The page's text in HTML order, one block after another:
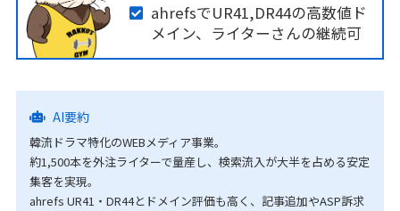
ahrefsでUR41,DR44の高数値ド
メイン、ライターさんの継続可
AI要約
韓流ドラマ特化のWEBメディア事業。
約1,500本を外注ライターで量産し、検索流入が大半を占める安定
集客を実現。
ahrefs UR41・DR44とドメイン評価も高く、記事追加やASP訴求